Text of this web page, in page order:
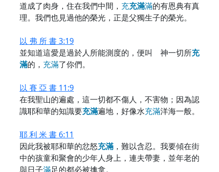
道成了肉身，住在我們中間， 充充滿滿的有恩典有真
理。我們也見過他的榮光，正是父獨生子的榮光。
以 弗 所 書 3:19
並知道這愛是過於人所能測度的，便叫 神一切所充
滿的， 充滿了你們。
以 賽 亞 書 11:9
在我聖山的遍處，這一切都不傷人，不害物；因為認
識耶和華的知識要充滿遍地，好像水充滿洋海一般。
耶 利 米 書 6:11
因此我被耶和華的忿怒充滿 ，難以含忍。我要傾在街
中的孩童和聚會的少年人身上，連夫帶妻，並年老的
與日子滿足的都必被擒拿。